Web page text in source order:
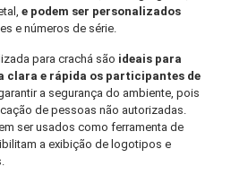
e podem ser personalizados
e números de série.
para crachá são ideais para
clara e rápida os participantes de
a segurança do ambiente, pois
de pessoas não autorizadas.
ser usados como ferramenta de
a exibição de logotipos e